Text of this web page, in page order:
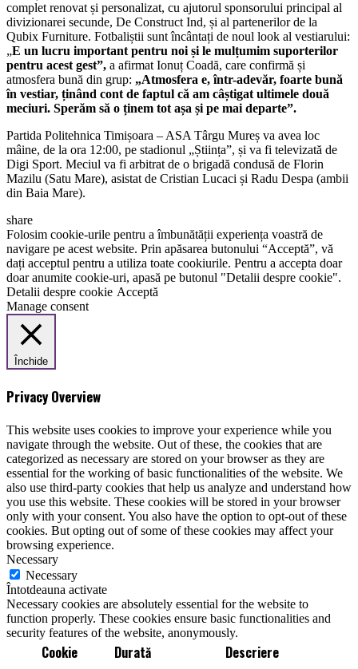
complet renovat și personalizat, cu ajutorul sponsorului principal al
divizionarei secunde, De Construct Ind, și al partenerilor de la
Qubix Furniture. Fotbaliștii sunt încântați de noul look al vestiarului:
„E un lucru important pentru noi și le mulțumim suporterilor
pentru acest gest”, a afirmat Ionuț Coadă, care confirmă și
atmosfera bună din grup: „Atmosfera e, într-adevăr, foarte bună
în vestiar, ținând cont de faptul că am câștigat ultimele două
meciuri. Sperăm să o ținem tot așa și pe mai departe”.
Partida Politehnica Timișoara – ASA Târgu Mureș va avea loc
mâine, de la ora 12:00, pe stadionul „Știința”, și va fi televizată de
Digi Sport. Meciul va fi arbitrat de o brigadă condusă de Florin
Mazilu (Satu Mare), asistat de Cristian Lucaci și Radu Despa (ambii
din Baia Mare).
share
Folosim cookie-urile pentru a îmbunătății experiența voastră de
navigare pe acest website. Prin apăsarea butonului “Acceptă”, vă
dați acceptul pentru a utiliza toate cookiurile. Pentru a accepta doar
doar anumite cookie-uri, apasă pe butonul "Detalii despre cookie".
Detalii despre cookie Acceptă
Manage consent
Închide
Privacy Overview
This website uses cookies to improve your experience while you
navigate through the website. Out of these, the cookies that are
categorized as necessary are stored on your browser as they are
essential for the working of basic functionalities of the website. We
also use third-party cookies that help us analyze and understand how
you use this website. These cookies will be stored in your browser
only with your consent. You also have the option to opt-out of these
cookies. But opting out of some of these cookies may affect your
browsing experience.
Necessary
Necessary
Întotdeauna activate
Necessary cookies are absolutely essential for the website to
function properly. These cookies ensure basic functionalities and
security features of the website, anonymously.
Cookie Durată Descriere